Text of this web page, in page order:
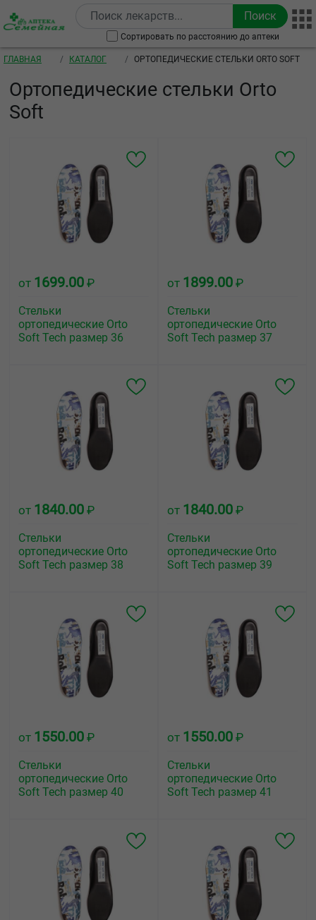
Сортировать по расстоянию до аптеки
Строка навигации
ГЛАВНАЯ КАТАЛОГ ОРТОПЕДИЧЕСКИЕ СТЕЛЬКИ ORTO SOFT
Ортопедические стельки Orto
Soft
от 1699.00 ₽
Стельки
ортопедические Orto
Soft Tech размер 36
от 1899.00 ₽
Стельки
ортопедические Orto
Soft Tech размер 37
от 1840.00 ₽
Стельки
ортопедические Orto
Soft Tech размер 38
от 1840.00 ₽
Стельки
ортопедические Orto
Soft Tech размер 39
от 1550.00 ₽
Стельки
ортопедические Orto
Soft Tech размер 40
от 1550.00 ₽
Стельки
ортопедические Orto
Soft Tech размер 41